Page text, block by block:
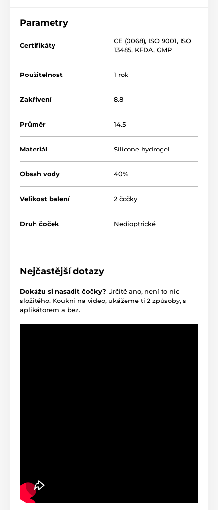
Parametry
Certifikáty
CE (0068), ISO 9001, ISO
13485, KFDA, GMP
Použitelnost 1 rok
Zakřivení 8.8
Průměr 14.5
Materiál Silicone hydrogel
Obsah vody 40%
Velikost balení 2 čočky
Druh čoček Nedioptrické
Nejčastější dotazy
Dokážu si nasadit čočky? Určitě ano, není to nic
složitého. Koukni na video, ukážeme ti 2 způsoby, s
aplikátorem a bez.